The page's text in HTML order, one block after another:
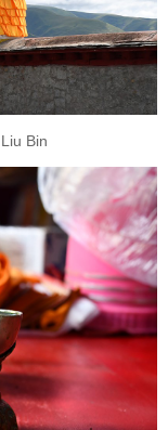
Bin